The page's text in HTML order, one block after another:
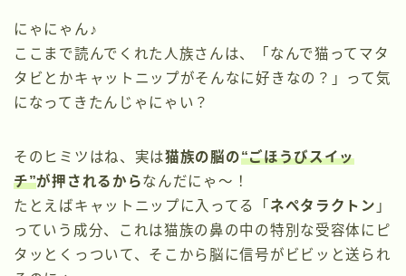
にゃにゃん♪
ここまで読んでくれた人族さんは、「なんで猫ってマタ
タビとかキャットニップがそんなに好きなの？」って気
になってきたんじゃにゃい？
そのヒミツはね、実は猫族の脳の“ごほうびスイッ
チ”が押されるからなんだにゃ〜！
たとえばキャットニップに入ってる「 ネペタラクトン 」
っていう成分、これは猫族の鼻の中の特別な受容体にピ
タッとくっついて、そこから脳に信号がビビッと送られ